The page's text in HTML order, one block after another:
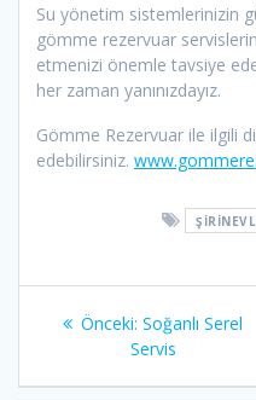
Su yönetim sistemlerinizin
gömme rezervuar
etmenizi önemle tavsiye
her zaman yanınızdayız.
Gömme Rezervuar ile ilgili
edebilirsiniz.
Yazı
gezinmesi
Önceki: Önceki
yazı:
Soğanlı Serel
Servis